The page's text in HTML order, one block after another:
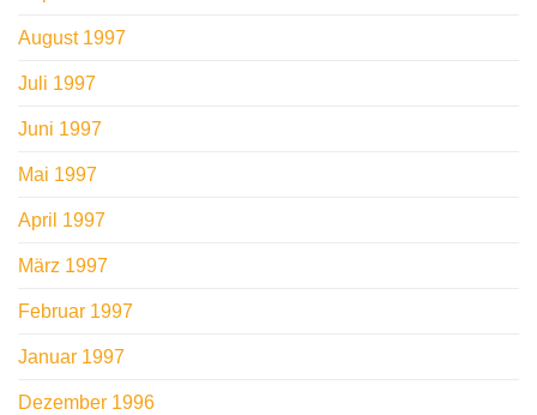
August 1997
Juli 1997
Juni 1997
Mai 1997
April 1997
März 1997
Februar 1997
Januar 1997
Dezember 1996